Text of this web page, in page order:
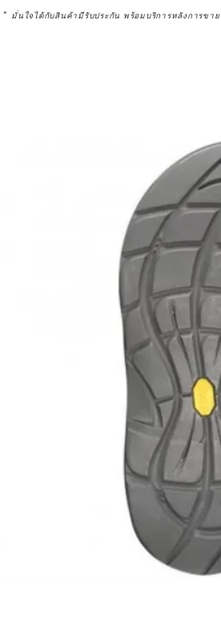
* มั่นใจได้กับสินค้ามีรับประกัน พร้อมบริการหลังการขาย